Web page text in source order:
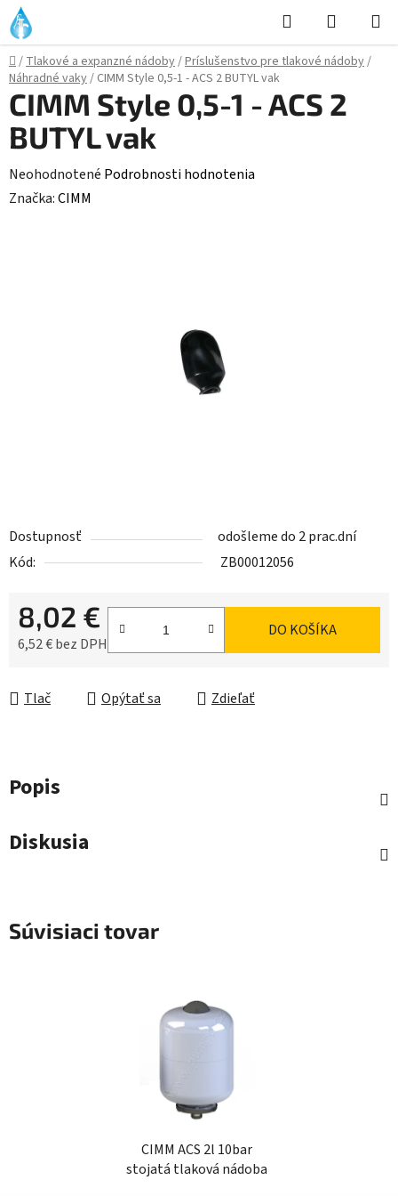
Prejsť
na
obsah
Hľadať
KOŠÍK
Domov
/Tlakové a expanzné nádoby/Príslušenstvo pre tlakové nádoby/
Náhradné vaky/ CIMM Style 0,5-1 - ACS 2 BUTYL vak
Dostupnosť
odošleme do 2 prac.dní
Kód:
ZB00012056
8,02 €
6,52 € bez DPH
DO KOŠÍKA
Tlač Opýtať sa Zdieľať
CIMM Style 0,5-1 - ACS 2
BUTYL vak
Priemerné
hodnotenie
Neohodnotené Podrobnosti hodnotenia
Značka:CIMM
Popis
Diskusia
Súvisiaci tovar
CIMM ACS 2l 10bar
stojatá tlaková nádoba